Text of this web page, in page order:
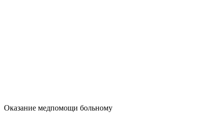
Оказание медпомощи больному